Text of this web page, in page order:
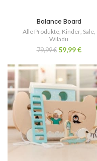
Balance Board
Alle Produkte, Kinder, Sale,
Wiladu
79,99€ 59,99€